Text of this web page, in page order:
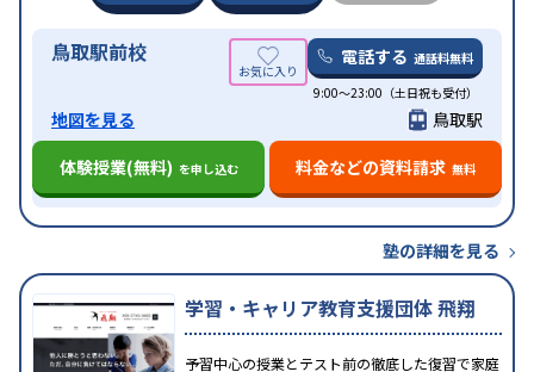
鳥取駅前校 電話する 通話料無料
9:00～23:00（土日祝も受付）
地図を見る
鳥取駅
体験授業(無料) を申し込む 料金などの資料請求 無料
塾の詳細を見る
学習・キャリア教育支援団体 飛翔
予習中心の授業とテスト前の徹底した復習で家庭